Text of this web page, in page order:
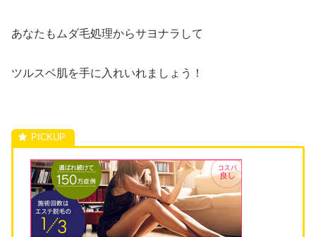
あなたもムダ毛処理からサヨナラして
ツルスベ肌を手に入れいれましょう！